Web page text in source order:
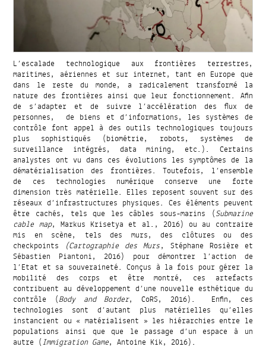
L’escalade technologique aux frontières terrestres,
maritimes, aériennes et sur internet, tant en Europe que
dans le reste du monde, a radicalement transformé la
nature des frontières ainsi que leur fonctionnement. Afin
de s’adapter et de suivre l’accélération des flux de
personnes, de biens et d’informations, les systèmes de
contrôle font appel à des outils technologiques toujours
plus sophistiqués (biométrie, robots, systèmes de
surveillance intégrés, data mining, etc.). Certains
analystes ont vu dans ces évolutions les symptômes de la
dématérialisation des frontières. Toutefois, l’ensemble
de ces technologies numérique conserve une forte
dimension très matérielle. Elles reposent souvent sur des
réseaux d’infrastructures physiques. Ces éléments peuvent
être cachés, tels que les câbles sous-marins (Submarine
cable map, Markus Krisetya et al., 2016) ou au contraire
mis en scène, tels des murs, des clôtures ou des
checkpoints (Cartographie des Murs, Stéphane Rosière et
Sébastien Piantoni, 2016) pour démontrer l’action de
l’Etat et sa souveraineté. Conçus à la fois pour gérer la
mobilité des corps et être montré, ces artefacts
contribuent au développement d’une nouvelle esthétique du
contrôle (Body and Border, CoRS, 2016). Enfin, ces
technologies sont d’autant plus matérielles qu’elles
instancient ou « matérialisent » les hiérarchies entre le
populations ainsi que que le passage d’un espace à un
autre (Immigration Game, Antoine Kik, 2016).